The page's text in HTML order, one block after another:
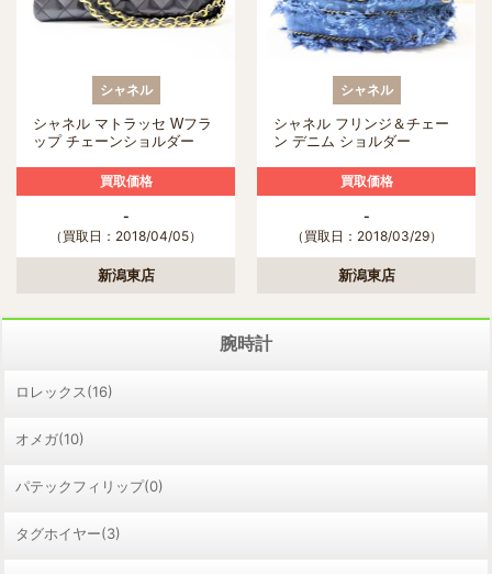
シャネル
シャネル マトラッセ Wフラ
ップ チェーンショルダー
買取価格
-
（買取日：2018/04/05）
新潟東店
シャネル
シャネル フリンジ＆チェー
ン デニム ショルダー
買取価格
-
（買取日：2018/03/29）
新潟東店
腕時計
ロレックス(16)
オメガ(10)
パテックフィリップ(0)
タグホイヤー(3)